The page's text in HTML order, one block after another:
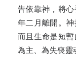
告依靠神，將
年二月離開。
而且生命是短
為主、為失喪靈